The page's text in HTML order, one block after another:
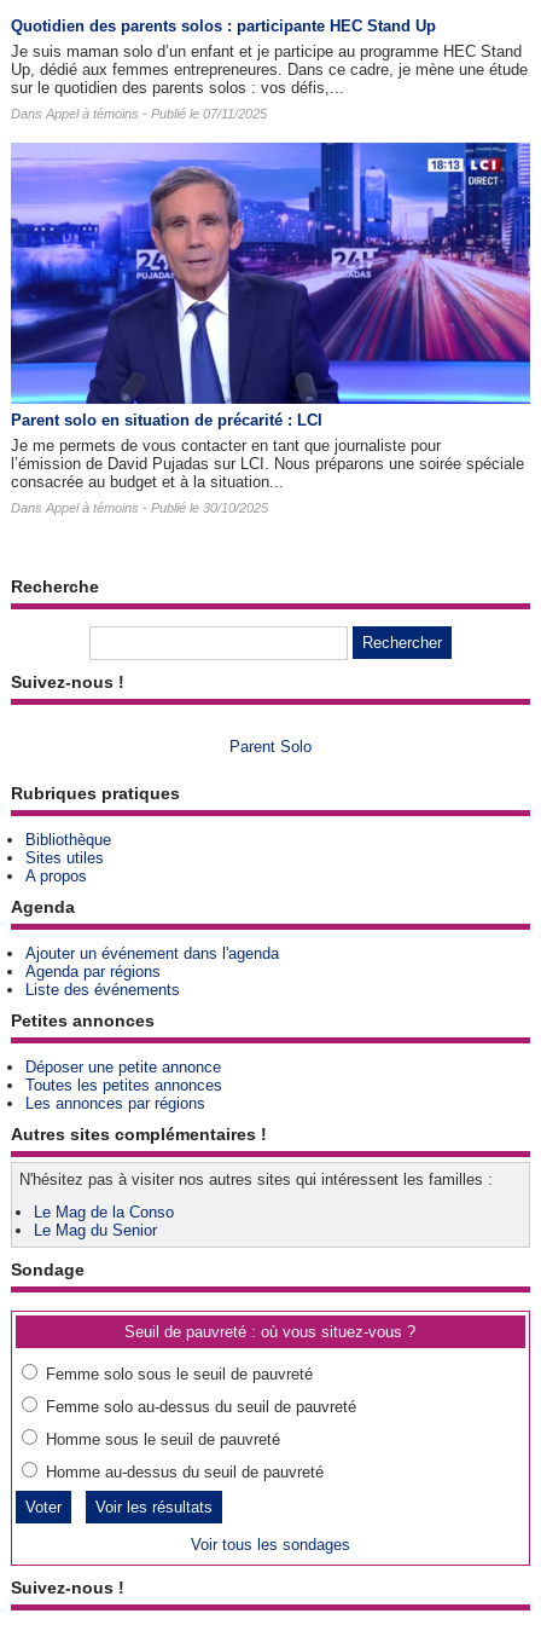
Quotidien des parents solos : participante HEC Stand Up
Je suis maman solo d’un enfant et je participe au programme HEC Stand
Up, dédié aux femmes entrepreneures. Dans ce cadre, je mène une étude
sur le quotidien des parents solos : vos défis,...
Dans Appel à témoins - Publié le 07/11/2025
Parent solo en situation de précarité : LCI
Je me permets de vous contacter en tant que journaliste pour
l’émission de David Pujadas sur LCI. Nous préparons une soirée spéciale
consacrée au budget et à la situation...
Dans Appel à témoins - Publié le 30/10/2025
Recherche
Suivez-nous !
Parent Solo
Rubriques pratiques
Bibliothèque
Sites utiles
A propos
Agenda
Ajouter un événement dans l'agenda
Agenda par régions
Liste des événements
Petites annonces
Déposer une petite annonce
Toutes les petites annonces
Les annonces par régions
Autres sites complémentaires !
N'hésitez pas à visiter nos autres sites qui intéressent les familles :
Le Mag de la Conso
Le Mag du Senior
Sondage
Seuil de pauvreté : où vous situez-vous ?
Femme solo sous le seuil de pauvreté
Femme solo au-dessus du seuil de pauvreté
Homme sous le seuil de pauvreté
Homme au-dessus du seuil de pauvreté
Voir les résultats
Voir tous les sondages
Suivez-nous !